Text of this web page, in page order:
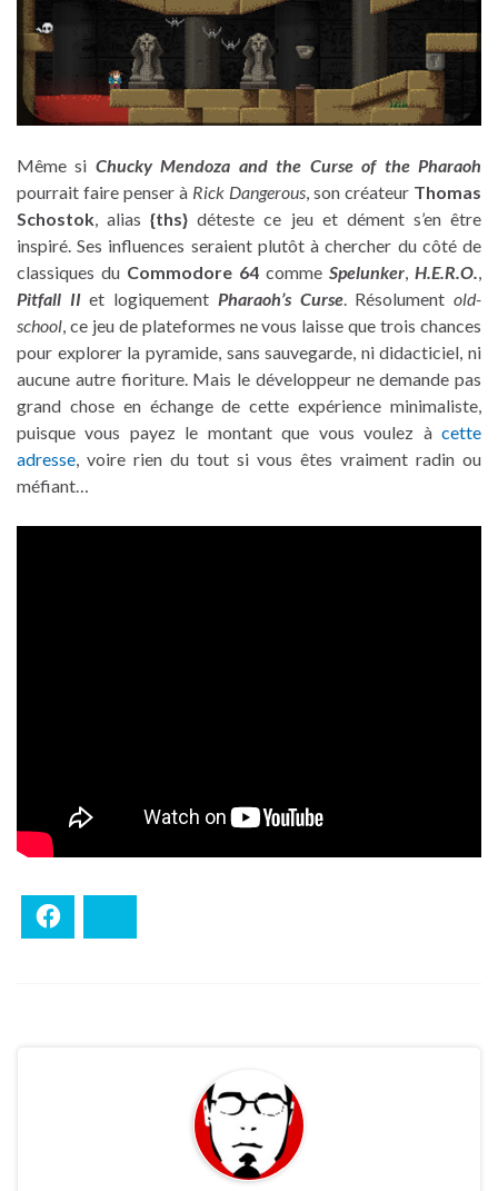
Même si Chucky Mendoza and the Curse of the Pharaoh
pourrait faire penser à Rick Dangerous, son créateur Thomas
Schostok, alias{ths} déteste ce jeu et dément s’en être
inspiré. Ses influences seraient plutôt à chercher du côté de
classiques du Commodore 64 comme Spe­lunker, H.E.R.O.,
Pit­fall IIet logiquement Pharaoh’s Curse. Résolumentold-
school, ce jeu de plateformes ne vous laisse que trois chances
pour explorer la pyramide, sans sauvegarde, ni didacticiel, ni
aucune autre fioriture. Mais le développeur ne demande pas
grand chose en échange de cette expérience minimaliste,
puisque vous payez le montant que vous voulez à cette
adresse, voire rien du tout si vous êtes vraiment radin ou
méfiant…